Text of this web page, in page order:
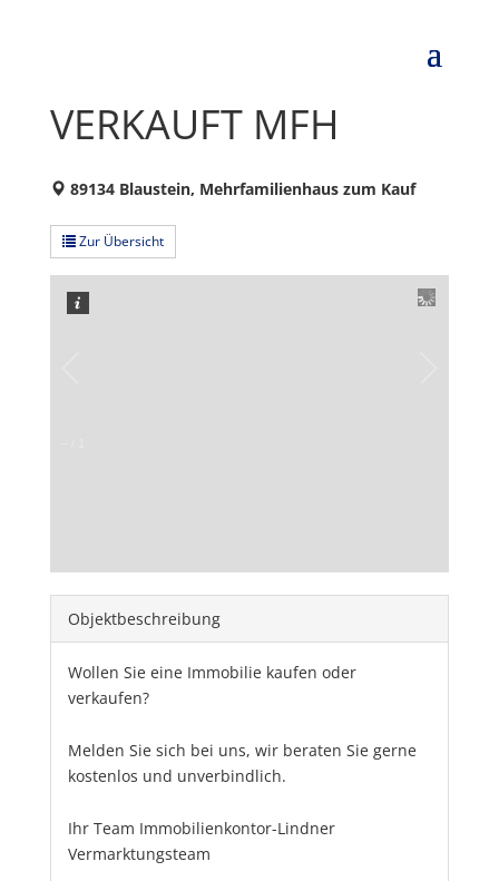
VERKAUFT MFH
89134 Blaustein, Mehrfamilienhaus zum Kauf
Zur Übersicht
Objekt­beschreibung
Wollen Sie eine Immobilie kaufen oder
verkaufen?
Melden Sie sich bei uns, wir beraten Sie gerne
kostenlos und unverbindlich.
Ihr Team Immobilienkontor-Lindner
Vermarktungsteam